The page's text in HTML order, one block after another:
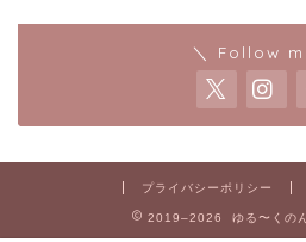
＼ Follow
プライバシーポリシー
2019–2026 ゆる〜くの